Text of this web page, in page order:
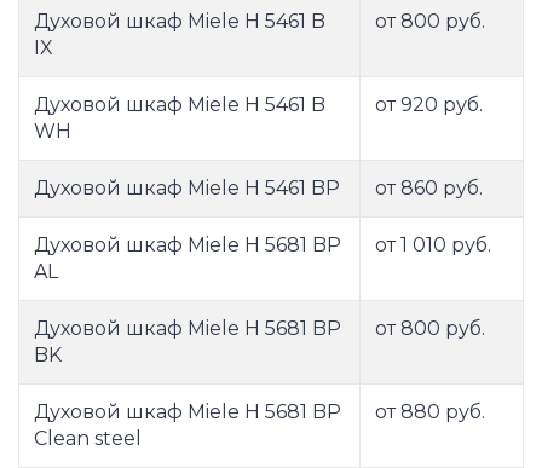
Духовой шкаф Miele H 5461 B
IX
от 800 руб.
Духовой шкаф Miele H 5461 B
WH
от 920 руб.
Духовой шкаф Miele H 5461 BP от 860 руб.
Духовой шкаф Miele H 5681 BP
AL
от 1 010 руб.
Духовой шкаф Miele H 5681 BP
BK
от 800 руб.
Духовой шкаф Miele H 5681 BP
Clean steel
от 880 руб.